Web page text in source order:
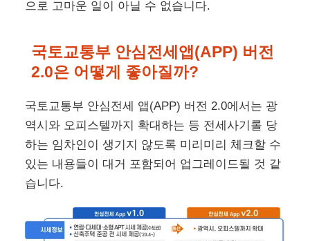
으로 고마운 일이 아닐 수 없습니다.
국토교통부 안심전세앱(APP) 버전
2.0은 어떻게 좋아질까?
국토교통부 안심전세 앱(APP) 버전 2.0에서는 광
역시와 오피스텔까지 확대하는 등 전세사기롤 당
하는 임차인이 생기지 않도록 미리미리 체크할 수
있는 내용들이 대거 포함되어 업그레이드될 것 같
습니다.